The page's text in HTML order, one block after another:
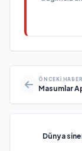
ÖNCEKI HABER
Masumlar
Dünya